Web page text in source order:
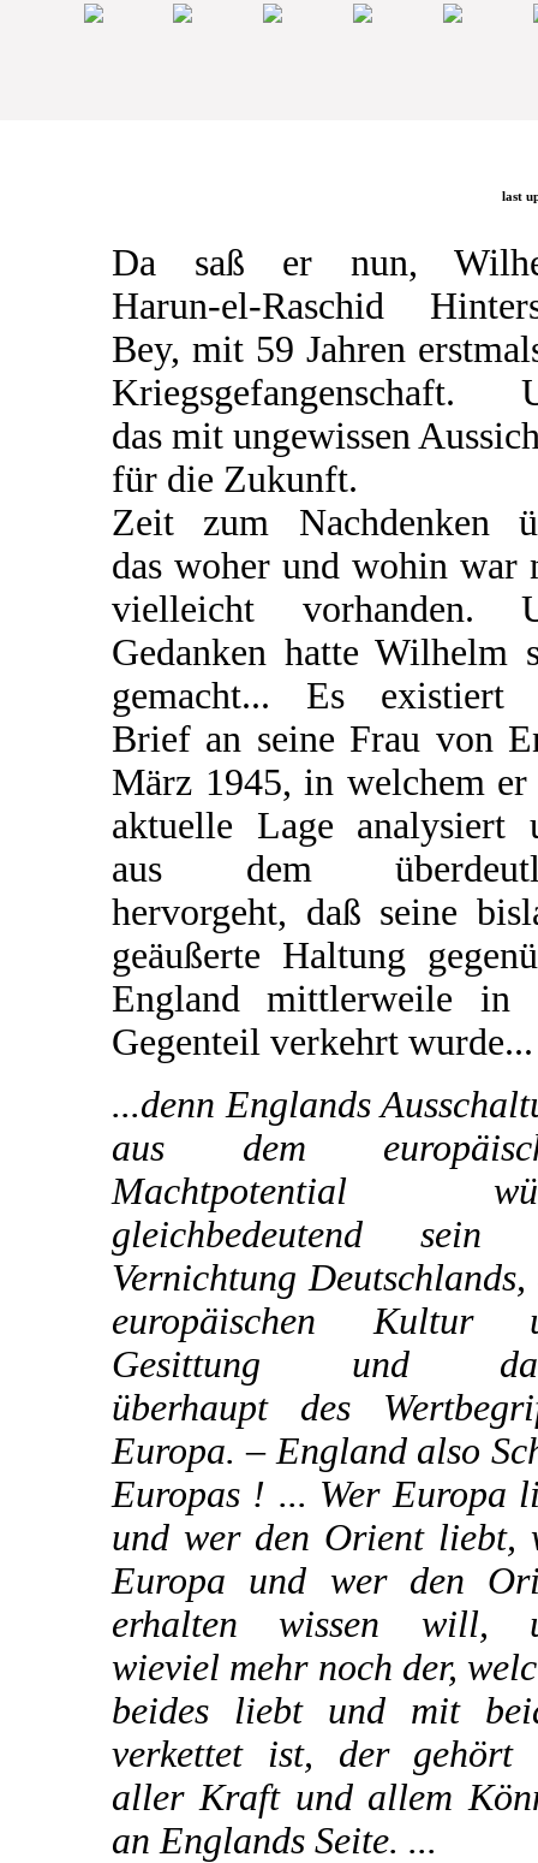
last
Da saß er nun,
Harun-el-Raschid
Bey, mit 59 Jahren
Kriegsgefangenschaft.
das mit ungewissen
für die Zukunft.
Zeit zum Nachdenken
das woher und wohin war
vielleicht vorhanden.
Gedanken hatte Wilhelm
gemacht... Es existiert
Brief an seine Frau von
März 1945, in welchem er
aktuelle Lage analysiert
aus dem
hervorgeht, daß seine
geäußerte Haltung
England mittlerweile in
Gegenteil verkehrt wurde...
...denn Englands
aus dem
Machtpotential
gleichbedeutend sein
Vernichtung Deutschlands,
europäischen Kultur
Gesittung und
überhaupt des
Europa. – England also
Europas ! ... Wer Europa
und wer den Orient liebt,
Europa und wer den
erhalten wissen will,
wieviel mehr noch der,
beides liebt und mit
verkettet ist, der gehört
aller Kraft und allem
an Englands Seite. ...